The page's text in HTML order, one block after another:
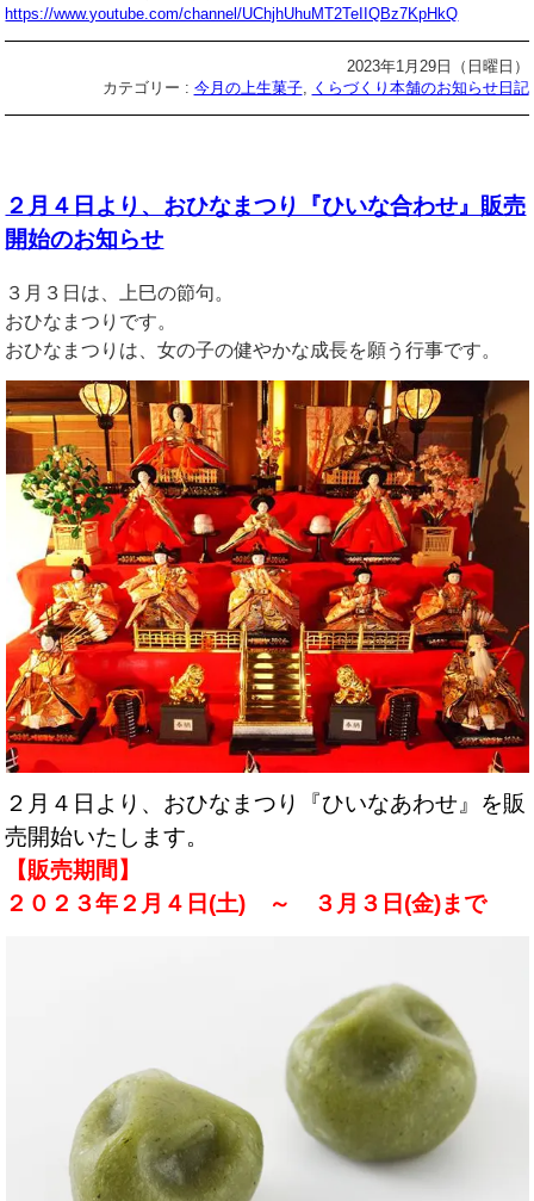
https://www.youtube.com/channel/UChjhUhuMT2TeIIQBz7KpHkQ
2023年1月29日（日曜日）
カテゴリー : 今月の上生菓子, くらづくり本舗のお知らせ日記
２月４日より、おひなまつり『ひいな合わせ』販売
開始のお知らせ
３月３日は、上巳の節句。
おひなまつりです。
おひなまつりは、女の子の健やかな成長を願う行事です。
２月４日より、おひなまつり『ひいなあわせ』を販
売開始いたします。
【販売期間】
２０２３年２月４日(土) ～ ３月３日(金)まで